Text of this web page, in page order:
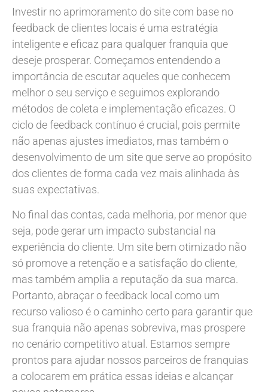
Investir no aprimoramento do site com base no
feedback de clientes locais é uma estratégia
inteligente e eficaz para qualquer franquia que
deseje prosperar. Começamos entendendo a
importância de escutar aqueles que conhecem
melhor o seu serviço e seguimos explorando
métodos de coleta e implementação eficazes. O
ciclo de feedback contínuo é crucial, pois permite
não apenas ajustes imediatos, mas também o
desenvolvimento de um site que serve ao propósito
dos clientes de forma cada vez mais alinhada às
suas expectativas.
No final das contas, cada melhoria, por menor que
seja, pode gerar um impacto substancial na
experiência do cliente. Um site bem otimizado não
só promove a retenção e a satisfação do cliente,
mas também amplia a reputação da sua marca.
Portanto, abraçar o feedback local como um
recurso valioso é o caminho certo para garantir que
sua franquia não apenas sobreviva, mas prospere
no cenário competitivo atual. Estamos sempre
prontos para ajudar nossos parceiros de franquias
a colocarem em prática essas ideias e alcançar